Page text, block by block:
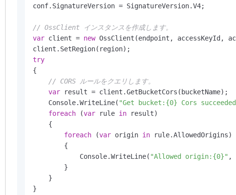
conf.SignatureVersion = SignatureVersion.V4;
// OssClient インスタンスを作成します。
var client = new OssClient(endpoint, accessKeyId,
try
{
// CORS ルールをクエリします。
var result = client.GetBucketCors(bucketName);
    Console.WriteLine(
"Get bucket:{0} Cors
foreach (var rule in result)
    {
foreach (var origin in rule.AllowedOrigins)
        {
            Console.WriteLine(
"Allowed origin:{0}" ,
        }
    }